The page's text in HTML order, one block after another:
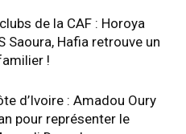
de la CAF : Horoya
Saoura, Hafia retrouve un
!
d’Ivoire : Amadou Oury
pour représenter le